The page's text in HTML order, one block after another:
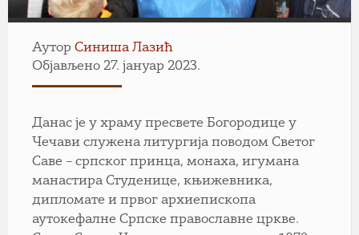
Аутор Синиша Лазић
Објављено 27. јануар 2023.
Данас је у храму пресвете Богородице у
Чечави служена литургија поводом Светог
Саве – српског принца, монаха, игумана
манастира Студенице, књижевника,
дипломате и првог архиепископа
аутокефалне Српске православне цркве.